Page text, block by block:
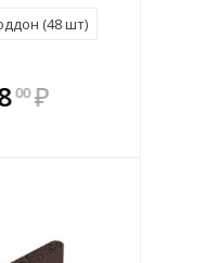
(48 шт)
00 ₽